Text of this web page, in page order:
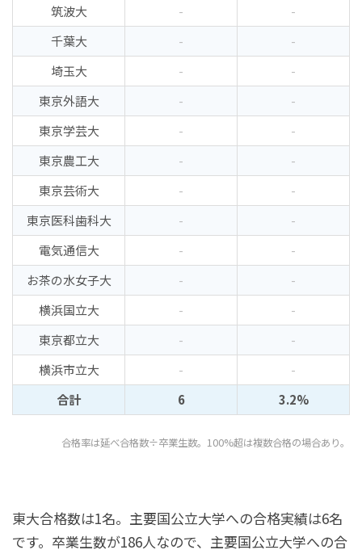
筑波大
-
-
千葉大
-
-
埼玉大
-
-
東京外語大
-
-
東京学芸大
-
-
東京農工大
-
-
東京芸術大
-
-
東京医科歯科大
-
-
電気通信大
-
-
お茶の水女子大
-
-
横浜国立大
-
-
東京都立大
-
-
横浜市立大
-
-
合計
6 3.2%
合格率は延べ合格数÷卒業生数。100%超は複数合格の場合あり。
東大合格数は1名。主要国公立大学への合格実績は6名
です。卒業生数が186人なので、主要国公立大学への合